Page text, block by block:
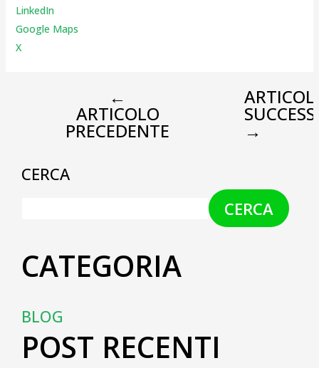
LinkedIn
Google Maps
X
←
ARTICOLO
PRECEDENTE →
CERCA
CERCA
CATEGORIA
BLOG
POST RECENTI